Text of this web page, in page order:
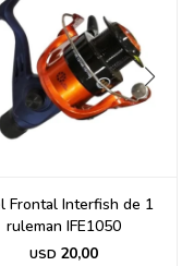
Frontal Interfish de 1
ruleman IFE1050
USD 20,00